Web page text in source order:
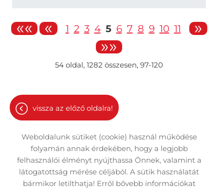
«« « 1 2 3 4 5 6 7 8 9 10 11
»
»»
54 oldal, 1282 összesen, 97-120
vissza az előző oldalra!
Oldal információk
Adatkezelési tájékoztató
Weboldalunk sütiket (cookie) használ működése
folyamán annak érdekében, hogy a legjobb
felhasználói élményt nyújthassa Önnek, valamint a
látogatottság mérése céljából. A sütik használatát
bármikor letilthatja! Erről bővebb információkat